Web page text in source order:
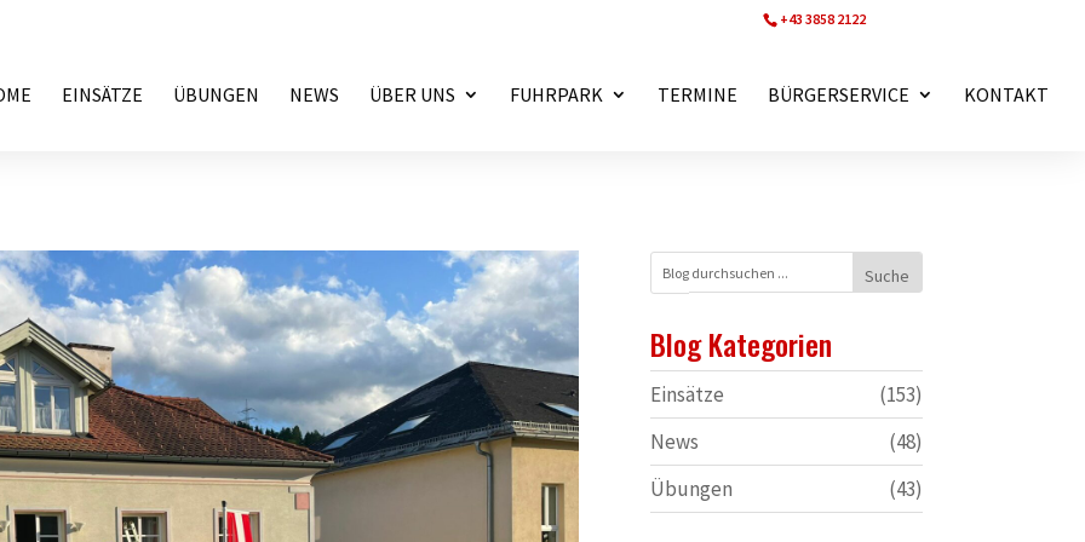
+43 3858 2122
EINSÄTZE ÜBUNGEN NEWS ÜBER UNS FUHRPARK TERMINE BÜRGERSERVICE KONTAKT
Blog Kategorien
Einsätze
(153)
News
(48)
Übungen
(43)